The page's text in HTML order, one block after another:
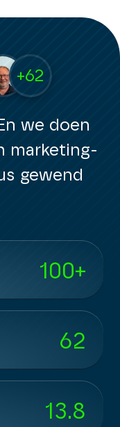
+62
we doen
marketing-
gewend
100+
62
13.8